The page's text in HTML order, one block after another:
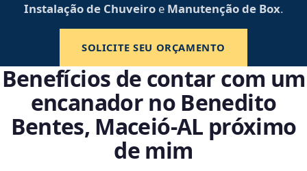
Instalação de Chuveiroe Manutenção de Box.
SOLICITE SEU ORÇAMENTO
Benefícios de contar com um
encanador no Benedito
Bentes, Maceió‑AL próximo
de mim